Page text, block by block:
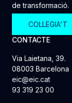
de transformació.
COL·LEGIA'T
CONTACTE
Via Laietana, 39.
08003 Barcelona
eic@eic.cat
93 319 23 00